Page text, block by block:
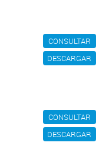
CONSULTAR
DESCARGAR
CONSULTAR
DESCARGAR